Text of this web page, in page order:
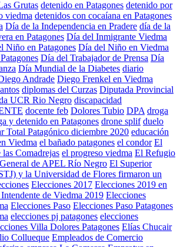
Grutas detenido en Patagones detenido por
viedma detenidos con cocaíana en Patagones
Día de la Independencia en Pradere día de la
en Patagones Día del Inmigrante Viedma
Niño en Patagones Día del Niño en Viedma
Día del Trabajador de Prensa Día
Día Mundial de la Diabetes diario
Andrade Diego Frenkel en Viedma
diplomas del Curzas Diputada Provincial
UCR Rio Negro discapacidad
docente feb Dolores Tubio DPA droga
y detenido en Patagones drone splif duelo
Total Patagónico diciembre 2020 educación
Viedma el bañado patagones el condor El
Comadrejas el progreso viedma El Refugio
de APEL Río Negro El Superior
y la Universidad de Flores firmaron un
Elecciones 2017 Elecciones 2019 en
de Viedma 2019 Elecciones
Elecciones Paso Elecciones Paso Patagones
elecciones pj patagones elecciones
Villa Dolores Patagones Elías Chucair
Collueque Empleados de Comercio